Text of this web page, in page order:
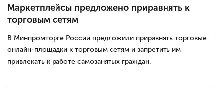
Маркетплейсы предложено приравнять к
торговым сетям
В Минпромторге России предложили приравнять торговые
онлайн-площадки к торговым сетям и запретить им
привлекать к работе самозанятых граждан.